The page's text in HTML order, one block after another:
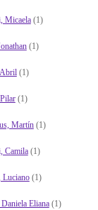
Micaela(1)
(1)
(1)
(1)
Martín(1)
Camila(1)
Luciano(1)
Eliana(1)